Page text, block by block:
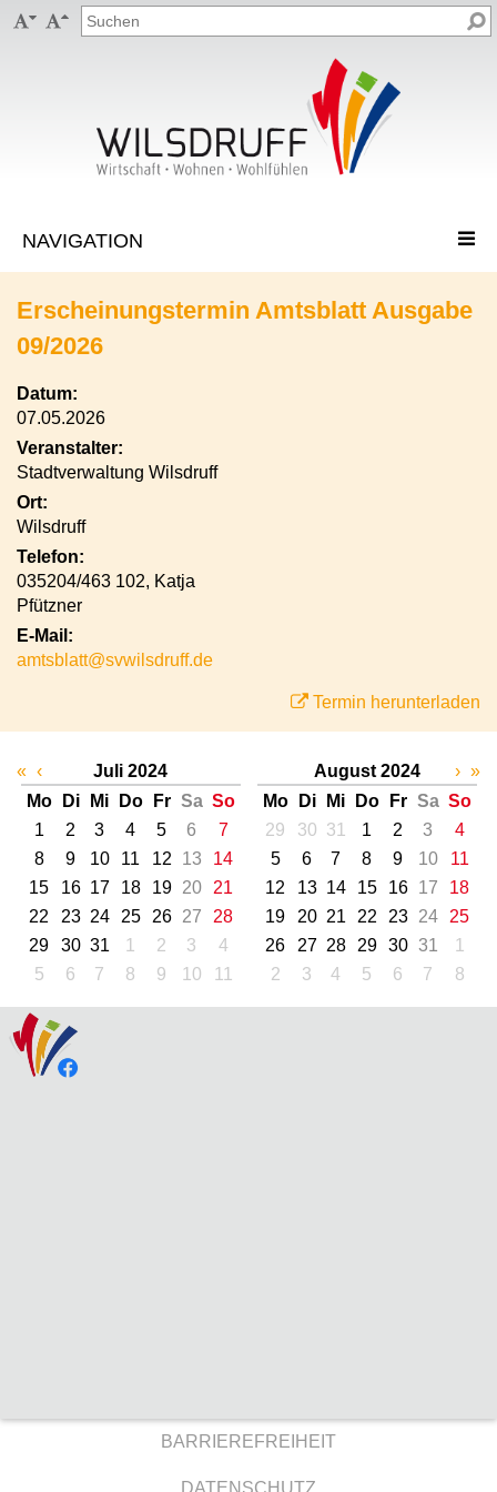
 
Erscheinungstermin Amtsblatt Ausgabe
09/2026
Datum:
07.05.2026
Veranstalter:
Stadtverwaltung Wilsdruff
Ort:
Wilsdruff
Telefon:
035204/463 102, Katja
Pfützner
E-Mail:
amtsblatt@svwilsdruff.de
Termin herunterladen
« ‹
Juli 2024
Mo
Di Mi Do Fr Sa So
1
2 3 4 5 6
7
8
9 10 11 12 13
14
15
16 17 18 19 20
21
22
23 24 25 26 27
28
29
30 31 1 2 3
4
5
6 7 8 9 10 11
August 2024
Mo
Di Mi Do Fr Sa So
29
30 31 1 2 3
4
5
6 7 8 9 10
11
12
13 14 15 16 17
18
19
20 21 22 23 24
25
26
27 28 29 30 31
1
2
3 4 5 6 7 8
› »
BARRIEREFREIHEIT
DATENSCHUTZ